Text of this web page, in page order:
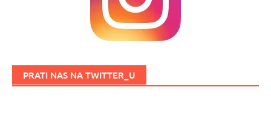
PRATI NAS NA TWITTER_U